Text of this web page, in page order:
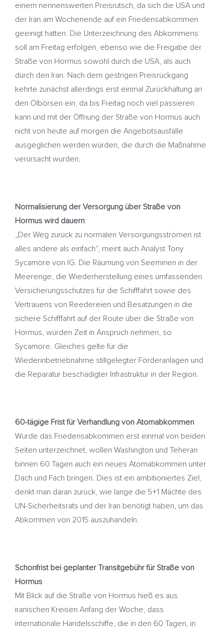
einem nennenswerten Preisrutsch, da sich die USA und
der Iran am Wochenende auf ein Friedensabkommen
geeinigt hatten. Die Unterzeichnung des Abkommens
soll am Freitag erfolgen, ebenso wie die Freigabe der
Straße von Hormus sowohl durch die USA, als auch
durch den Iran. Nach dem gestrigen Preisrückgang
kehrte zunächst allerdings erst einmal Zurückhaltung an
den Ölbörsen ein, da bis Freitag noch viel passieren
kann und mit der Öffnung der Straße von Hormus auch
nicht von heute auf morgen die Angebotsausfälle
ausgeglichen werden würden, die durch die Maßnahme
verursacht wurden.
Normalisierung der Versorgung über Straße von
Hormus wird dauern
„Der Weg zurück zu normalen Versorgungsströmen ist
alles andere als einfach“, meint auch Analyst Tony
Sycamore von IG. Die Räumung von Seeminen in der
Meerenge, die Wiederherstellung eines umfassenden
Versicherungsschutzes für die Schifffahrt sowie des
Vertrauens von Reedereien und Besatzungen in die
sichere Schifffahrt auf der Route über die Straße von
Hormus, würden Zeit in Anspruch nehmen, so
Sycamore. Gleiches gelte für die
Wiederinbetriebnahme stillgelegter Förderanlagen und
die Reparatur beschädigter Infrastruktur in der Region.
60-tägige Frist für Verhandlung von Atomabkommen
Wurde das Friedensabkommen erst einmal von beiden
Seiten unterzeichnet, wollen Washington und Teheran
binnen 60 Tagen auch ein neues Atomabkommen unter
Dach und Fach bringen. Dies ist ein ambitioniertes Ziel,
denkt man daran zurück, wie lange die 5+1 Mächte des
UN-Sicherheitsrats und der Iran benötigt haben, um das
Abkommen von 2015 auszuhandeln.
Schonfrist bei geplanter Transitgebühr für Straße von
Hormus
Mit Blick auf die Straße von Hormus hieß es aus
iranischen Kreisen Anfang der Woche, dass
internationale Handelsschiffe, die in den 60 Tagen, in